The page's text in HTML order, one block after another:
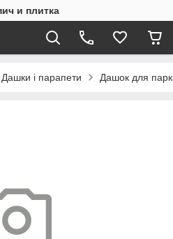
и плитка
Дашки і парапети Дашок для